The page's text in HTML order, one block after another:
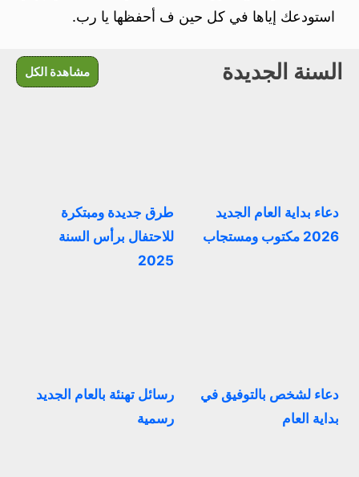
استودعك إياها في كل حين ف أحفظها يا رب.
السنة الجديدة مشاهدة الكل
دعاء بداية العام الجديد
2026 مكتوب ومستجاب
طرق جديدة ومبتكرة
للاحتفال برأس السنة
2025
دعاء لشخص بالتوفيق في
بداية العام
رسائل تهنئة بالعام الجديد
رسمية